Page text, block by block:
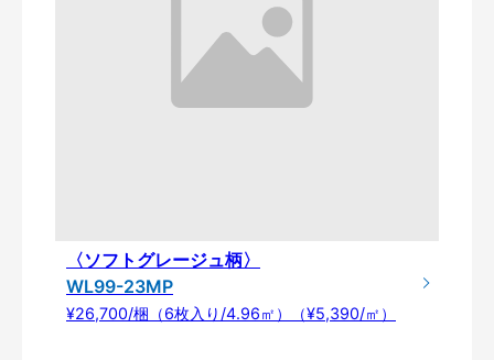
〈ソフトグレージュ柄〉
WL99-23MP
¥26,700/梱（6枚入り/4.96㎡）（¥5,390/㎡）